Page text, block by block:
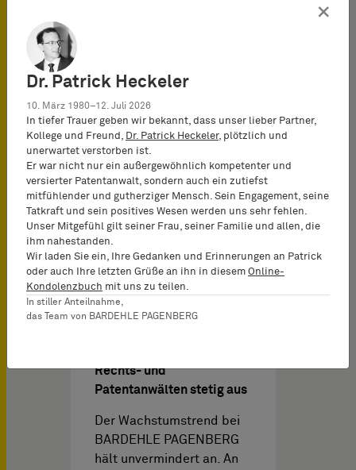
Pascal Böhner…
Kanzlei News vom16.04.2024
Rechts- und
Patentanwälten stetig aus
Der Wachstumstrend bei
BARDEHLE PAGENBERG
hält unvermindert an. An
×
Dr. Patrick Heckeler
10. März 1980–12. Juli 2026
In tiefer Trauer geben wir bekannt, dass unser lieber Partner,
Kollege und Freund,
Dr. Patrick Heckeler, plötzlich und
unerwartet verstorben ist.
Er war nicht nur ein außergewöhnlich kompetenter und
versierter Patentanwalt, sondern auch ein zutiefst
mitfühlender und gutherziger Mensch. Sein Engagement, seine
Tatkraft und sein positives Wesen werden uns sehr fehlen.
Unser Mitgefühl gilt seiner Frau, seiner Familie und allen, die
ihm nahestanden.
Wir laden Sie ein, Ihre Gedanken und Erinnerungen an Patrick
oder auch Ihre letzten Grüße an ihn in diesem Online-
Kondolenzbuch mit uns zu teilen.
In stiller Anteilnahme,
das Team von BARDEHLE PAGENBERG